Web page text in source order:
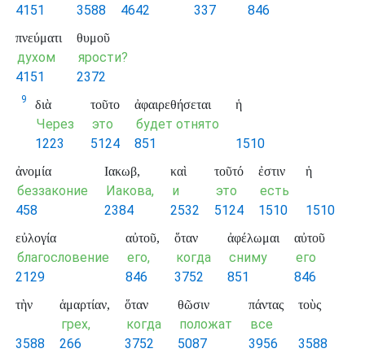
4151
3588
4642
337
846
πνεύματι
духом
4151
θυμοῦ
ярости?
2372
9 διὰ
Через
1223
τοῦτο
это
5124
ἀφαιρεθήσεται
будет отнято
851
ἡ
1510
ἀνομία
беззаконие
458
Ιακωβ,
Иакова,
2384
καὶ
и
2532
τοῦτό
это
5124
ἐστιν
есть
1510
ἡ
1510
εὐλογία
благословение
2129
αὐτοῦ,
его,
846
ὅταν
когда
3752
ἀφέλωμαι
сниму
851
αὐτοῦ
его
846
τὴν
3588
ἁμαρτίαν,
грех,
266
ὅταν
когда
3752
θῶσιν
положат
5087
πάντας
все
3956
τοὺς
3588